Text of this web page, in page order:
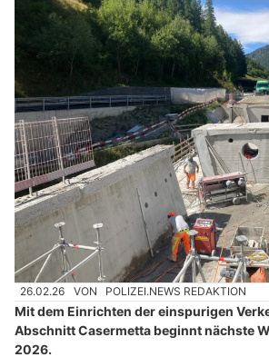
26.02.26 VON POLIZEI.NEWS REDAKTION
Mit dem Einrichten der einspurigen
Abschnitt Casermetta beginnt nächste
2026.